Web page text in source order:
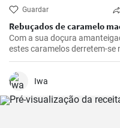
Guardar
Rebuçados de caramelo
Com a sua doçura
estes caramelos derretem-se
Iwa